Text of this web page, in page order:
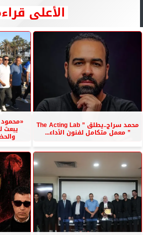
الأعلى
محمد سراج..يطلق ” The Acting Lab
” معمل متكامل لفنون الأداء... يبعث